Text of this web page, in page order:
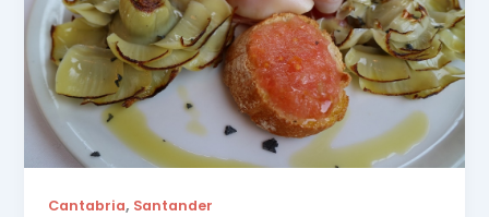
Cantabria, Santander